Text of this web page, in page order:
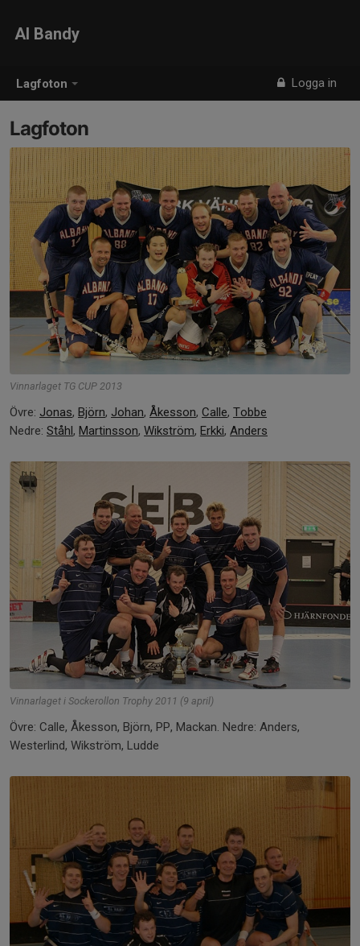
Lagfoton Logga in
Al Bandy
Lagfoton
Vinnarlaget TG CUP 2013
Övre: Jonas, Björn, Johan, Åkesson, Calle, Tobbe
Nedre: Ståhl, Martinsson, Wikström, Erkki, Anders
Vinnarlaget i Sockerollon Trophy 2011 (9 april)
Övre: Calle, Åkesson, Björn, PP, Mackan. Nedre: Anders,
Westerlind, Wikström, Ludde